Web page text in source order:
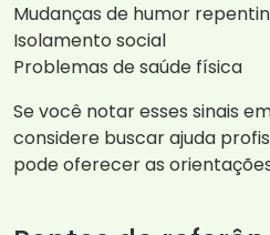
Mudanças de humor
Isolamento social
Problemas de saúde física
Se você notar esses sinais
considere buscar ajuda
pode oferecer as